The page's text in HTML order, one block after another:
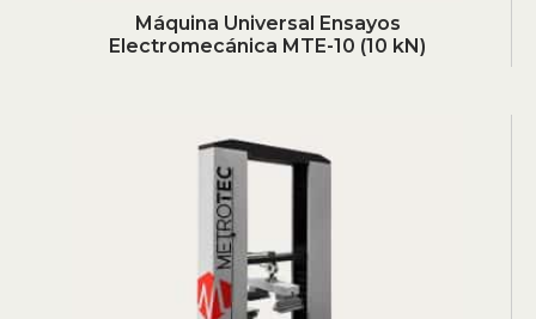
Máquina Universal Ensayos
Electromecánica MTE-10 (10 kN)